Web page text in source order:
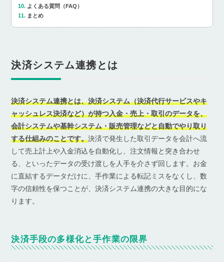
よくある質問（FAQ）
まとめ
決済システム連携とは
決済システム連携とは、決済システム（決済代行サービスやキ
ャッシュレス決済など）が持つ入金・売上・取引のデータを、
会計システムや基幹システム・販売管理などと自動でやり取り
する仕組みのことです。決済で発生した取引データを会計へ流
して売上計上や入金消込を自動化し、注文情報と突き合わせ
る、といったデータの受け渡しを人手を介さず回します。お金
に直結するデータだけに、手作業による転記ミスをなくし、数
字の信頼性を保つことが、決済システム連携の大きな目的にな
ります。
決済手段の多様化と手作業の限界